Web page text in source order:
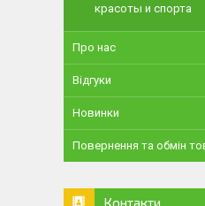
красоты и спорта
Про нас
Відгуки
Новинки
Повернення та обмін
Контакти